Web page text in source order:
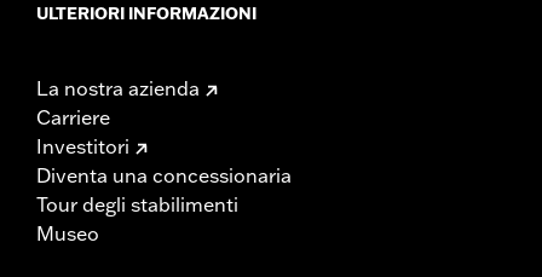
ULTERIORI INFORMAZIONI
La nostra azienda
Carriere
Investitori
Diventa una concessionaria
Tour degli stabilimenti
Museo